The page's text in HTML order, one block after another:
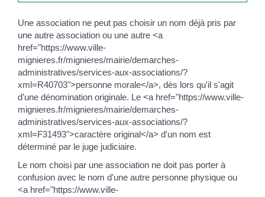
Une association ne peut pas choisir un nom déjà pris par
une autre association ou une autre <a
href="https://www.ville-
mignieres.fr/mignieres/mairie/demarches-
administratives/services-aux-associations/?
xml=R40703">personne morale</a>, dès lors qu'il s'agit
d'une dénomination originale. Le <a href="https://www.ville-
mignieres.fr/mignieres/mairie/demarches-
administratives/services-aux-associations/?
xml=F31493">caractère original</a> d'un nom est
déterminé par le juge judiciaire.
Le nom choisi par une association ne doit pas porter à
confusion avec le nom d'une autre personne physique ou
<a href="https://www.ville-